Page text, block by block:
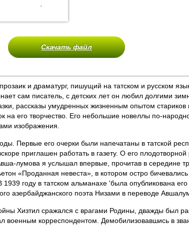
Скачать файл
и драматург, пишущий на татском и русском
сам писатель, с детских лет он любил долгими
рассказы умудренных жизненным опытом стариков
на его творчество. Его небольшие новеллы по-
изображения.
Первые его очерки были напечатаны в татской
приглашен работать в газету. О его
лумова я услышал впервые, прочитав в середине
«Проданная невеста», в котором остро
1939 году в татском альманахе 'была опубликована
азербайджанского поэта Низами в переводе
Хизтил сражался с врагами Родины, дважды был
военным корреспондентом. Демобилизовавшись в